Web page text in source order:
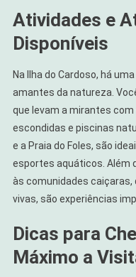
Atividades e
Disponíveis
Na Ilha do Cardoso, há
amantes da natureza.
que levam a mirantes
escondidas e piscinas
e a Praia do Foles, são
esportes aquáticos. Além
às comunidades
vivas, são experiências
Dicas para
Máximo a